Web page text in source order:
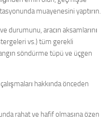
muayenesini yaptırın.
durumunu, aracın aksamlarını
vs.) tüm gerekli
söndürme tüpü ve üçgen
hakkında önceden
rahat ve hafif olmasına özen